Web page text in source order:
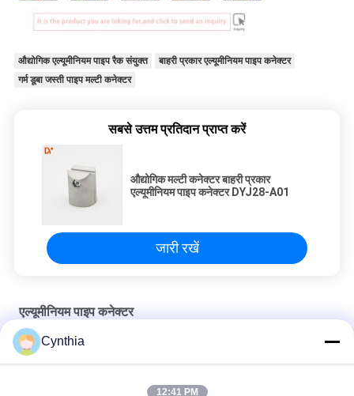
औद्योगिक एल्यूमीनियम पाइप रैक संयुक्त
बाहरी प्रकार एल्यूमीनियम पाइप कनेक्टर
गर्म डूबा जस्ती पाइप मल्टी कनेक्टर
सबसे उत्तम प्रतिदान प्राप्त करें
औद्योगिक मल्टी कनेक्टर बाहरी प्रकार
एल्यूमीनियम पाइप कनेक्टर DYJ28-A01
जारी रखें
एल्यूमीनियम पाइप कनेक्टर
180 ° Od 28 मिमी मोटाई 1.7 मिमी एल्यूमीनियम पाइप कनेक्टर
Cynthia
12:41 PM